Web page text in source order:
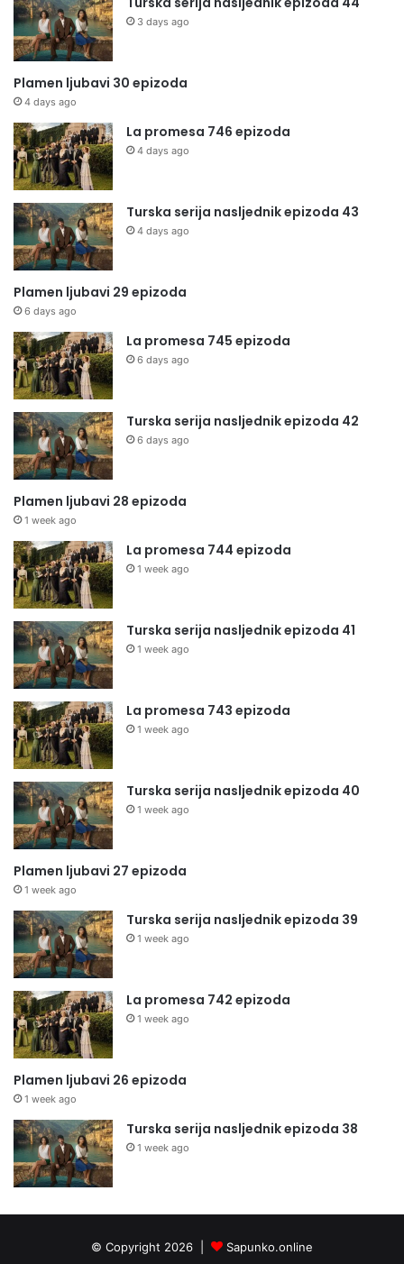
3 days ago
Plamen ljubavi 30 epizoda
4 days ago
La promesa 746 epizoda
4 days ago
Turska serija nasljednik epizoda 43
4 days ago
Plamen ljubavi 29 epizoda
6 days ago
La promesa 745 epizoda
6 days ago
Turska serija nasljednik epizoda 42
6 days ago
Plamen ljubavi 28 epizoda
1 week ago
La promesa 744 epizoda
1 week ago
Turska serija nasljednik epizoda 41
1 week ago
La promesa 743 epizoda
1 week ago
Turska serija nasljednik epizoda 40
1 week ago
Plamen ljubavi 27 epizoda
1 week ago
Turska serija nasljednik epizoda 39
1 week ago
La promesa 742 epizoda
1 week ago
Plamen ljubavi 26 epizoda
1 week ago
Turska serija nasljednik epizoda 38
1 week ago
© Copyright 2026 | Sapunko.online